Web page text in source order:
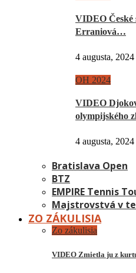
VIDEO České
Erraniová…
4 augusta, 2024
OH 2024
VIDEO
olympijského
4 augusta, 2024
Bratislava Open
BTZ
EMPIRE Tennis
Majstrovstvá v
ZO ZÁKULISIA
Zo zákulisia
VIDEO Zmietla ju z